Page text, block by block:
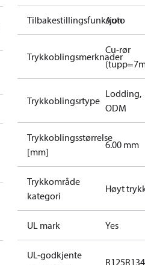
Tilbakestillingsfunksjon
Auto
Trykkoblingsmerknader
Cu-rør
Trykkoblingsrtype
Lodding,
ODM
Trykkoblingsstørrelse
[mm]
6.00 mm
Trykkområde
kategori
Høyt
UL mark Yes
UL-godkjente
R125